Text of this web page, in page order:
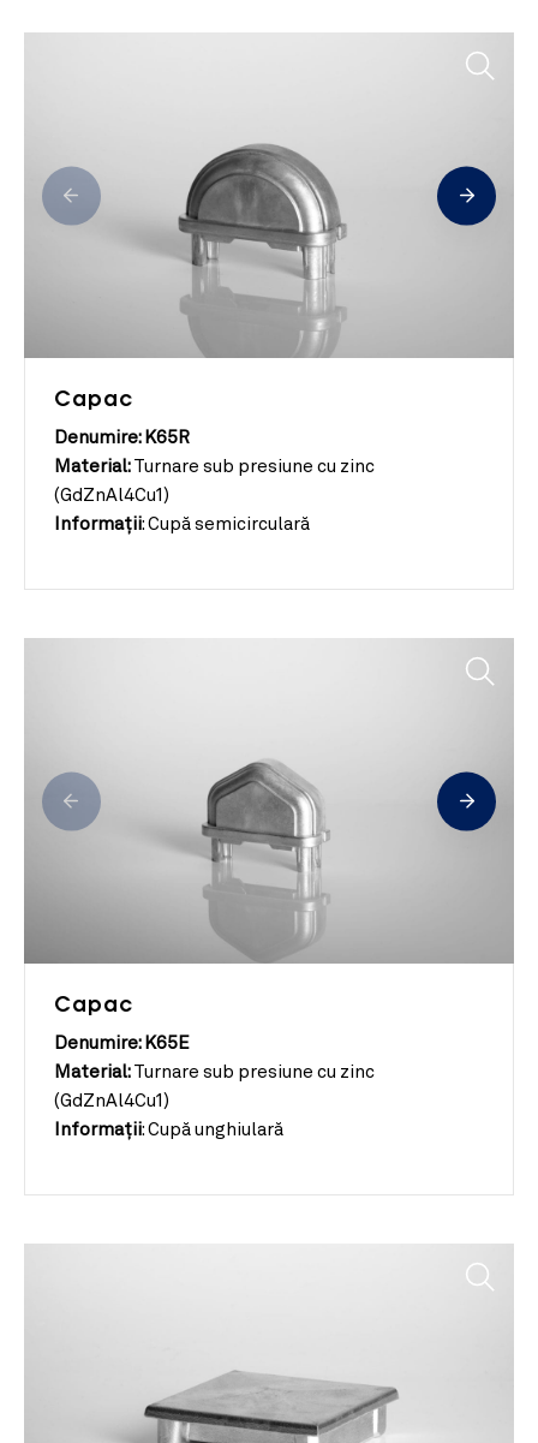
Capac
Denumire: K65R
Material: Turnare sub presiune cu zinc
(GdZnAl4Cu1)
Informații: Cupă semicirculară
Capac
Denumire: K65E
Material: Turnare sub presiune cu zinc
(GdZnAl4Cu1)
Informații: Cupă unghiulară